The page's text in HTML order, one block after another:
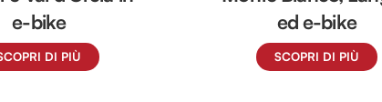
e-bike
DI PIÙ
ed e-bike
SCOPRI DI PIÙ